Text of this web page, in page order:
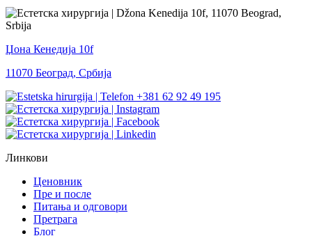
Џона Кенедија 10f
11070 Београд, Србија
+381 62 92 49 195
Линкови
Ценовник
Пре и после
Питања и одговори
Претрага
Блог